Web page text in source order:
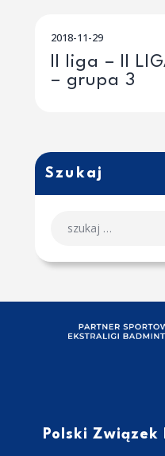
2018-11-29
II liga – II
– grupa 3
Szukaj
Polski Związek